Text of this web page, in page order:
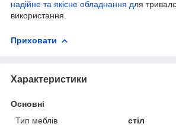
надійне та якісне обладнання для
використання.
Приховати
Характеристики
Основні
Тип меблів
стіл